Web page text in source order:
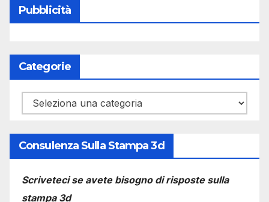
Pubblicità
Categorie
Categorie
Consulenza Sulla Stampa 3d
Scriveteci se avete bisogno di risposte sulla
stampa 3d